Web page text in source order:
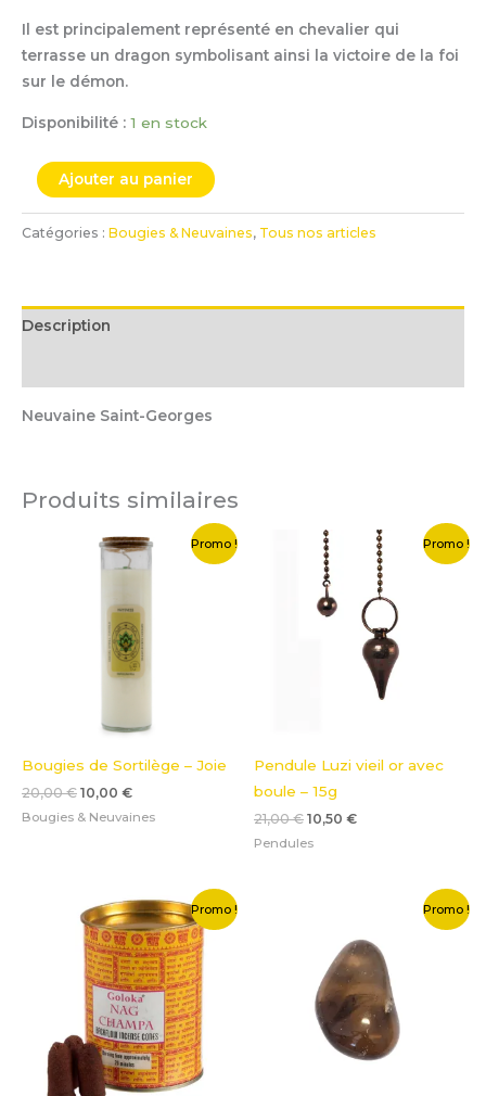
Il est principalement représenté en chevalier qui
terrasse un dragon symbolisant ainsi la victoire de la foi
sur le démon.
Disponibilité : 1 en stock
Ajouter au panier
Catégories : Bougies & Neuvaines, Tous nos articles
Description
Neuvaine Saint-Georges
Produits similaires
Promo !
Bougies de Sortilège – Joie
20,00€
prix
initial
20,00 €.
10,00 €
Le
prix
actuel
10,00 €.
Bougies & Neuvaines
Promo !
Pendule Luzi vieil or avec
boule – 15g
21,00€
prix
initial
était :
21,00 €.
10,50 €
prix
actuel
est :
10,50 €.
Pendules
Promo !
prix
initial
était :
8,00 €.
Le
prix
actuel
est :
1,50 €.
Promo !
était :
4,00 €.
actuel
est :
0,50 €.